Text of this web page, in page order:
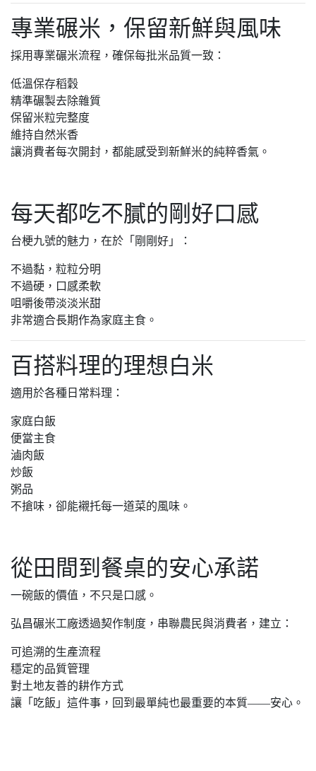
專業碾米，保留新鮮與風味
採用專業碾米流程，確保每批米品質一致：
低溫保存稻穀
精準碾製去除雜質
保留米粒完整度
維持自然米香
讓消費者每次開封，都能感受到新鮮米的純粹香氣。
每天都吃不膩的剛好口感
台梗九號的魅力，在於「剛剛好」：
不過黏，粒粒分明
不過硬，口感柔軟
咀嚼後帶淡淡米甜
非常適合長期作為家庭主食。
百搭料理的理想白米
適用於各種日常料理：
家庭白飯
便當主食
滷肉飯
炒飯
粥品
不搶味，卻能襯托每一道菜的風味。
從田間到餐桌的安心承諾
一碗飯的價值，不只是口感。
弘昌碾米工廠透過契作制度，串聯農民與消費者，建立：
可追溯的生產流程
穩定的品質管理
對土地友善的耕作方式
讓「吃飯」這件事，回到最單純也最重要的本質——安心。